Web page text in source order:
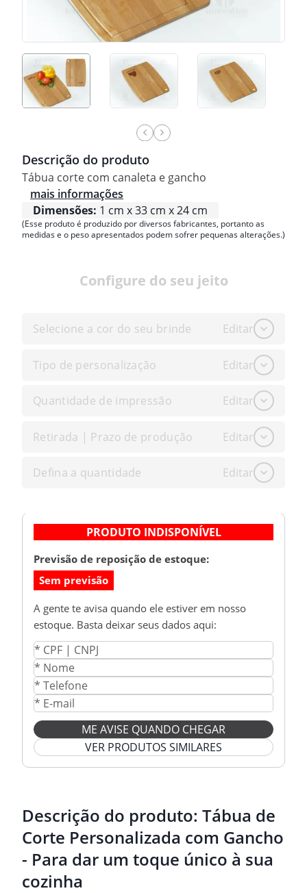
Descrição do produto
Tábua corte com canaleta e gancho
mais informações
Dimensões: 1 cm x 33 cm x 24 cm
(Esse produto é produzido por diversos fabricantes, portanto as
medidas e o peso apresentados podem sofrer pequenas alterações.)
Configure do seu jeito
Selecione a cor do seu brinde Editar
Tipo de personalização Editar
Quantidade de impressão Editar
Retirada | Prazo de produção Editar
Defina a quantidade Editar
PRODUTO INDISPONÍVEL
Previsão de reposição de estoque:
Sem previsão
A gente te avisa quando ele estiver em nosso
estoque. Basta deixar seus dados aqui:
ME AVISE QUANDO CHEGAR
VER PRODUTOS SIMILARES
Descrição do produto: Tábua de
Corte Personalizada com Gancho
- Para dar um toque único à sua
cozinha